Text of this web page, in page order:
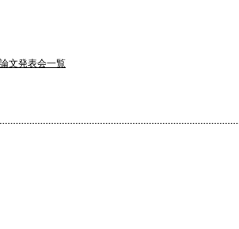
文発表会一覧